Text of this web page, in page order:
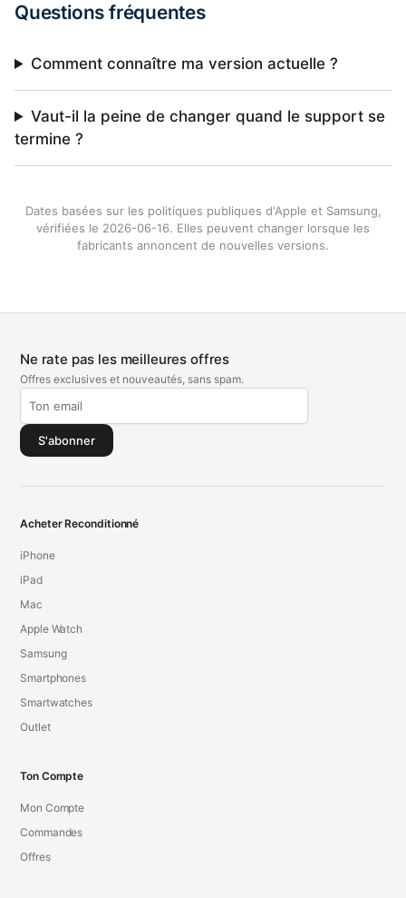
Questions fréquentes
Comment connaître ma version actuelle ?
Vaut-il la peine de changer quand le support se
termine ?
Dates basées sur les politiques publiques d'Apple et Samsung,
vérifiées le 2026-06-16. Elles peuvent changer lorsque les
fabricants annoncent de nouvelles versions.
Ne rate pas les meilleures offres
Offres exclusives et nouveautés, sans spam.
S'abonner
Acheter Reconditionné
iPhone
iPad
Mac
Apple Watch
Samsung
Smartphones
Smartwatches
Outlet
Ton Compte
Mon Compte
Commandes
Offres